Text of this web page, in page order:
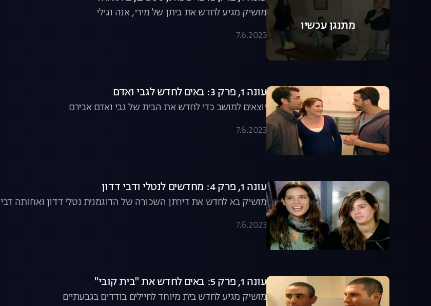
מתנגן עכשיו
מושיק מגיע לחדש את ביתן של מירי, אנה וגילי
7.6.2023
עונה 1, פרק 3: באים לחדש לגבי ואדם
יוצאים למושב כדי לחדש את הבית של גבי ואדם אבירם
7.6.2023
עונה 1, פרק 4: מחדשים לנטלי ודבי דדון
מושיק בא לחדש את דירתן השכורה של הדוגמנית נטלי דדון ואחותה דבי
7.6.2023
עונה 1, פרק 5: באים לחדש את "בית קובי"
מושיק מגיע לחדש בית מיוחד לחיילים בודדים בגבעתיים